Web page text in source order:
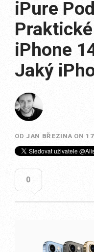
iPure
iPhone
Jaký
OD JAN BŘEZINA ON
0